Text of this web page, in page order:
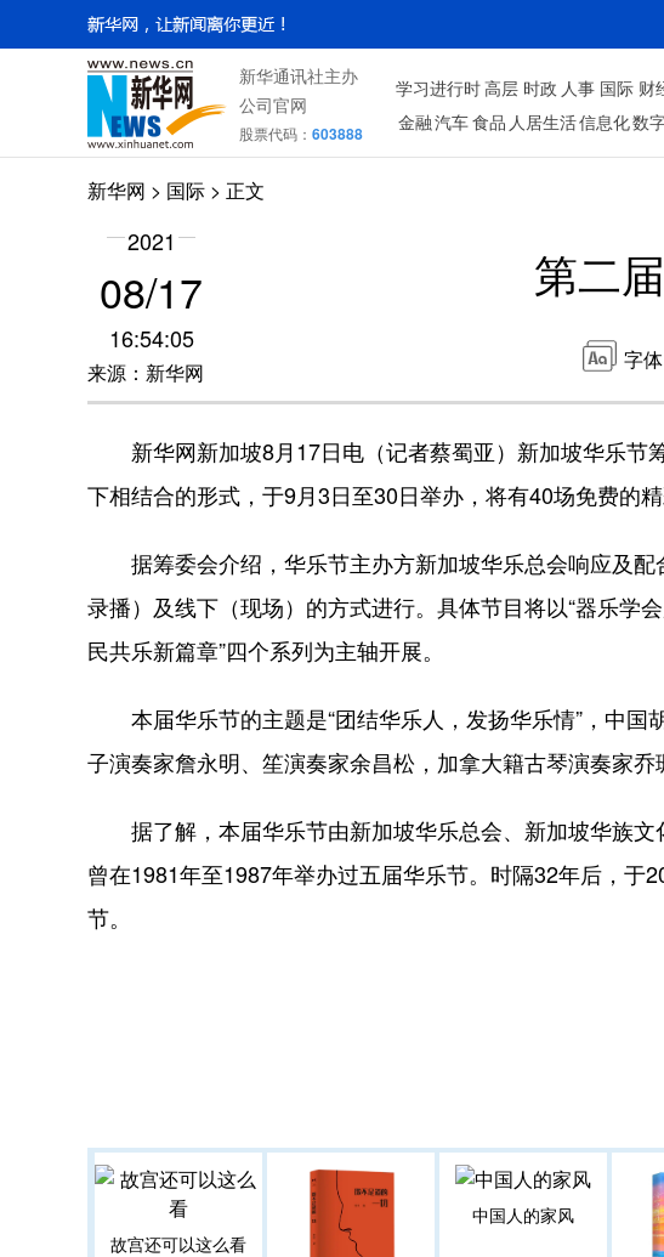
新华通讯社主办
公司官网
股票代码： 603888
学习进行时高层 时政 人事 国际 财
金融汽车食品 人居生活信息化数
新华网 > 国际 > 正文
2021
08/17
16:54:05
来源：新华网
第二
字体
新华网新加坡8月17日电（记者蔡蜀亚）新加坡华乐节
下相结合的形式，于9月3日至30日举办，将有40场免费的
据筹委会介绍，华乐节主办方新加坡华乐总会响应及配
录播）及线下（现场）的方式进行。具体节目将以“器乐学
民共乐新篇章”四个系列为主轴开展。
本届华乐节的主题是“团结华乐人，发扬华乐情”，中国
子演奏家詹永明、笙演奏家余昌松，加拿大籍古琴演奏家乔
据了解，本届华乐节由新加坡华乐总会、新加坡华族文
曾在1981年至1987年举办过五届华乐节。时隔32年后，于
节。
故宫还可以这么看
中国人的家风